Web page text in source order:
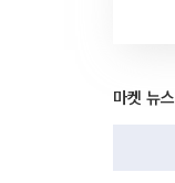
마켓 뉴스